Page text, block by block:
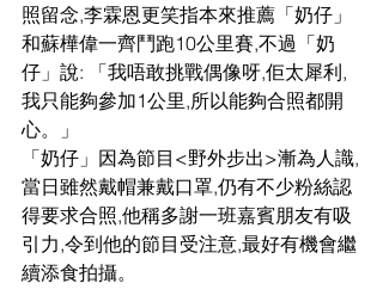
照留念,李霖恩更笑指本來推薦「奶仔」
和蘇樺偉一齊鬥跑10公里賽,不過「奶
仔」說: 「我唔敢挑戰偶像呀,佢太犀利,
我只能夠參加1公里,所以能夠合照都開
心。」
「奶仔」因為節目<野外步出>漸為人識,
當日雖然戴帽兼戴口罩,仍有不少粉絲認
得要求合照,他稱多謝一班嘉賓朋友有吸
引力,令到他的節目受注意,最好有機會繼
續添食拍攝。